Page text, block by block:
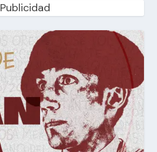
Publicidad